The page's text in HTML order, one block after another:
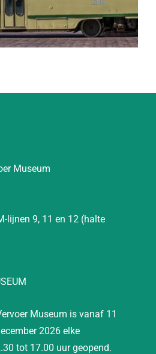
Museum
lijnen 9, 11 en 12 (halte
Museum is vanaf 11
2026 elke
tot 17.00 uur geopend.